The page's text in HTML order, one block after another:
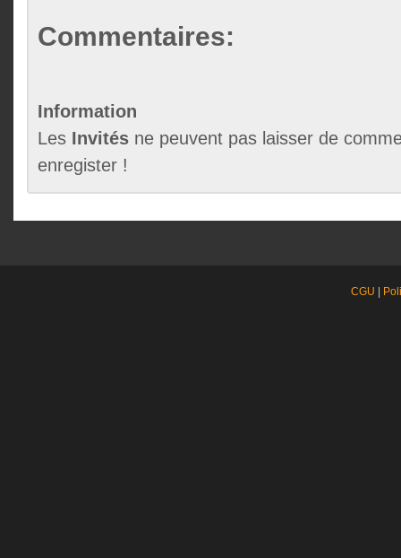
Commentaires:
Information
Les Invités ne peuvent pas laisser de
enregister !
CGU